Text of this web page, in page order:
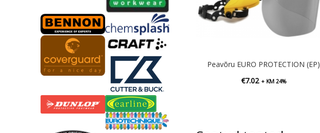
Peavõru EURO PROTECTION (EP)
€7.02 + KM 24%